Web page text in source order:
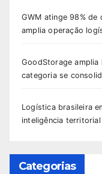
GWM atinge 98% de
amplia operação
GoodStorage amplia
categoria se
Logística brasileira
inteligência
Categorias